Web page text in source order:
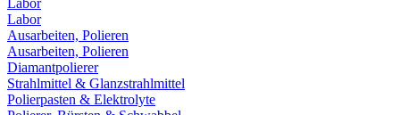
Labor
Labor
Ausarbeiten, Polieren
Ausarbeiten, Polieren
Diamantpolierer
Strahlmittel & Glanzstrahlmittel
Polierpasten & Elektrolyte